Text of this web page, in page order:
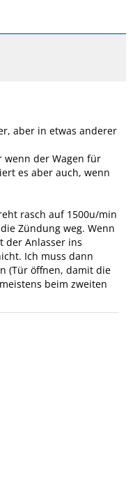
aber in etwas anderer
wenn der Wagen für
es aber auch, wenn
rasch auf 1500u/min
Zündung weg. Wenn
der Anlasser ins
Ich muss dann
(Tür öffnen, damit die
beim zweiten